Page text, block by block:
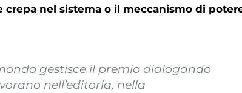
nel sistema o il meccanismo di
gestisce il premio dialogando
nell’editoria, nella